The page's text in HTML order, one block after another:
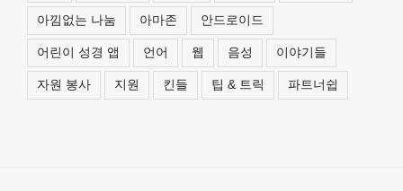
아낌없는 나눔 아마존 안드로이드
어린이 성경 앱 언어 웹 음성 이야기들
자원 봉사 지원 킨들 팁 & 트릭 파트너쉽